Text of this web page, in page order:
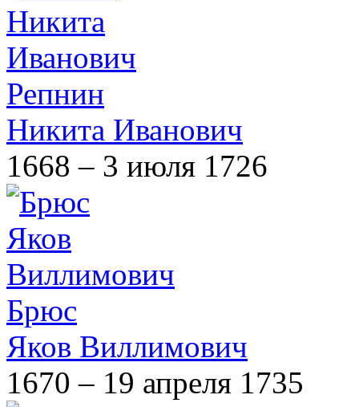
Репнин
Никита Иванович
1668 – 3 июля 1726
Брюс
Яков Виллимович
1670 – 19 апреля 1735